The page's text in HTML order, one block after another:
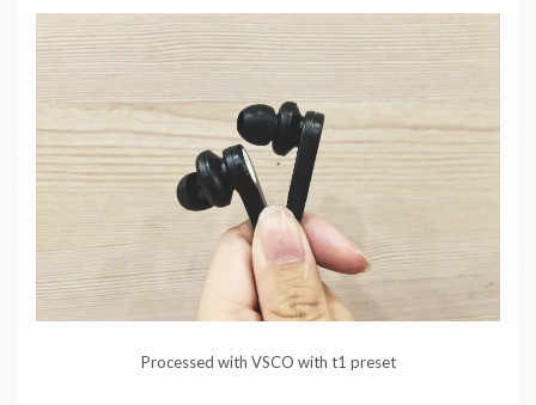
Processed with VSCO with t1 preset